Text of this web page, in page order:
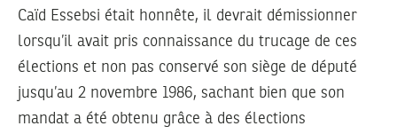
Caïd Essebsi était honnête, il devrait démissionner
lorsqu’il avait pris connaissance du trucage de ces
élections et non pas conservé son siège de député
jusqu’au 2 novembre 1986, sachant bien que son
mandat a été obtenu grâce à des élections